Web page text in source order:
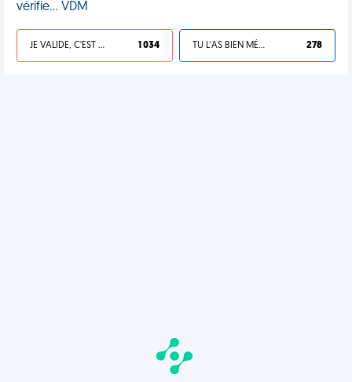
vérifie… VDM
JE VALIDE, C'EST UNE VDM 1 034 TU L'AS BIEN MÉRITÉ 278